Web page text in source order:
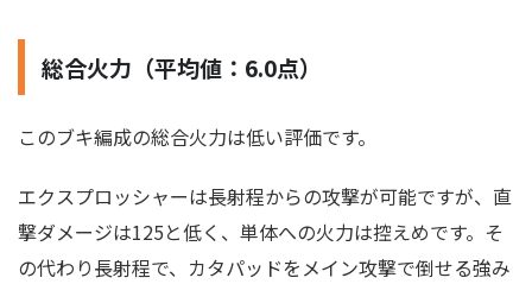
総合火力（平均値：6.0点）
このブキ編成の総合火力は低い評価です。
エクスプロッシャーは長射程からの攻撃が可能ですが、直
撃ダメージは125と低く、単体への火力は控えめです。そ
の代わり長射程で、カタパッドをメイン攻撃で倒せる強み